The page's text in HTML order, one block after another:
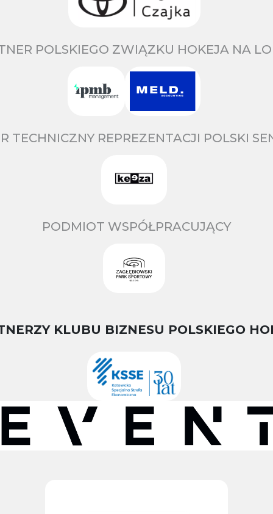
POLSKIEGO ZWIĄZKU HOKEJA NA
TECHNICZNY REPREZENTACJI POLSKI
PODMIOT WSPÓŁPRACUJĄCY
KLUBU BIZNESU POLSKIEGO